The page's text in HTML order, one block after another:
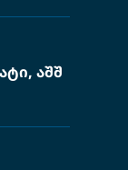
აშშ